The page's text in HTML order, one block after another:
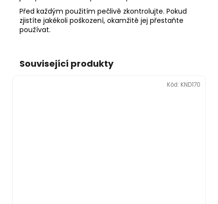
Před každým použitím pečlivě zkontrolujte. Pokud
zjistíte jakékoli poškození, okamžitě jej přestaňte
používat.
Související produkty
Kód: KND170